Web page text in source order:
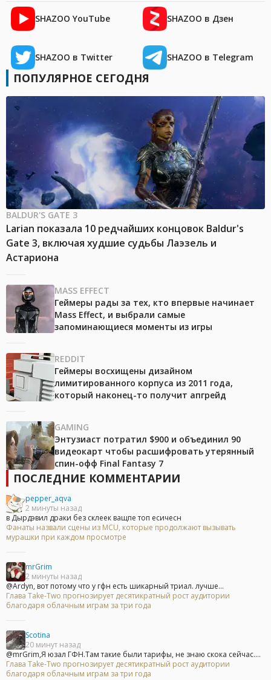
SHAZOO YouTube SHAZOO в Дзен
SHAZOO в Twitter SHAZOO в Telegram
ПОПУЛЯРНОЕ СЕГОДНЯ
BALDUR'S GATE 3
Larian показала 10 редчайших концовок Baldur's
Gate 3, включая худшие судьбы Лаэзель и
Астариона
MASS EFFECT
Геймеры рады за тех, кто впервые начинает
Mass Effect, и выбрали самые
запоминающиеся моменты из игры
REDDIT
Геймеры восхищены дизайном
лимитированного корпуса из 2011 года,
который наконец-то получит апгрейд
GAMING
Энтузиаст потратил $900 и объединил 90
видеокарт чтобы расшифровать утерянный
спин-офф Final Fantasy 7
ПОСЛЕДНИЕ КОММЕНТАРИИ
pepper_aqva
2 минуты назад
в Дырдэвил драки без склеек ващпе топ есичесн
Фанаты назвали сцены из MCU, которые продолжают вызывать
мурашки при каждом просмотре
mrGrim
2 минуты назад
@Ardyn, вот потому что у гфн есть шикарный триал. лучше...
Глава Take-Two прогнозирует десятикратный рост аудитории
благодаря облачным играм за три года
Scotina
20 минут назад
@mrGrim,Я юзал ГФН.Там такие были тарифы, не знаю скока сейчас....
Глава Take-Two прогнозирует десятикратный рост аудитории
благодаря облачным играм за три года